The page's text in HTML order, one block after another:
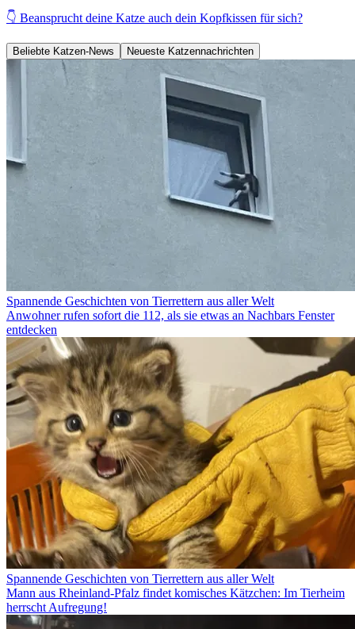
👇 Beansprucht deine Katze auch dein Kopfkissen für sich?
Beliebte Katzen-News Neueste Katzennachrichten
Spannende Geschichten von Tierrettern aus aller Welt
Anwohner rufen sofort die 112, als sie etwas an Nachbars Fenster
entdecken
Spannende Geschichten von Tierrettern aus aller Welt
Mann aus Rheinland-Pfalz findet komisches Kätzchen: Im Tierheim
herrscht Aufregung!